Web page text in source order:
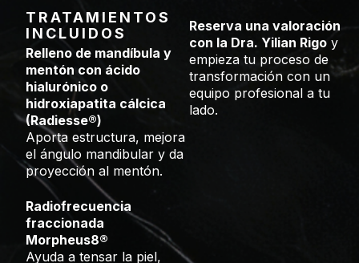
TRATAMIENTOS
INCLUIDOS
Relleno de mandíbula y
mentón con ácido
hialurónico o
hidroxiapatita cálcica
(Radiesse®)
Aporta estructura, mejora
el ángulo mandibular y da
proyección al mentón.
Radiofrecuencia
fraccionada
Morpheus8®
Ayuda a tensar la piel,
Reserva una valoración
con la Dra. Yilian Rigo y
empieza tu proceso de
transformación con un
equipo profesional a tu
lado.